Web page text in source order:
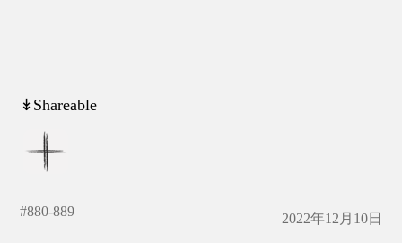
↡Shareable
#880-889 2022年12月10日